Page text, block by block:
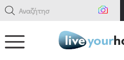
Αναζήτηση